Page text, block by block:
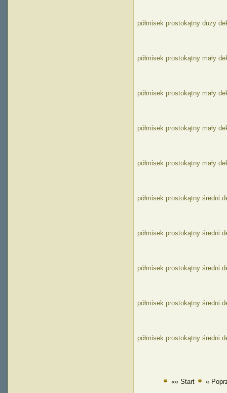
półmisek prostokątny duży
półmisek prostokątny mały
półmisek prostokątny mały
półmisek prostokątny mały
półmisek prostokątny mały
półmisek prostokątny średni
półmisek prostokątny średni
półmisek prostokątny średni
półmisek prostokątny średni
półmisek prostokątny średni
«« Start «